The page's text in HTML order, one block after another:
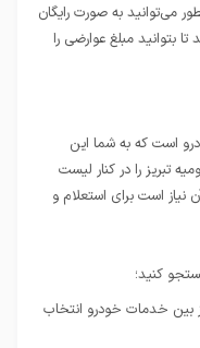
می‌توانید به صورت رایگان
تا بتوانید مبلغ عوارضی را
است که به شما این
تبریز را در کنار لیست
است برای استعلام و
کنید؛
بین خدمات خودرو انتخاب